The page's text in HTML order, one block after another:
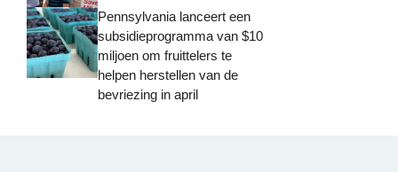
Pennsylvania lanceert een
subsidieprogramma van $10
miljoen om fruittelers te
helpen herstellen van de
bevriezing in april